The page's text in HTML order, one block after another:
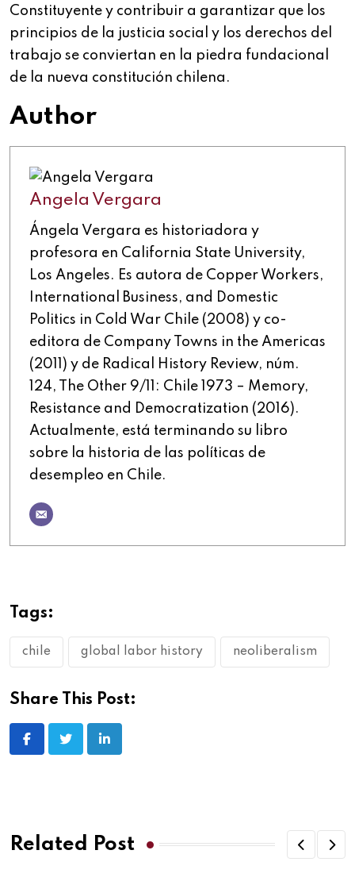
Constituyente y contribuir a garantizar que los
principios de la justicia social y los derechos del
trabajo se conviertan en la piedra fundacional
de la nueva constitución chilena.
Author
Angela Vergara
Ángela Vergara es historiadora y
profesora en California State University,
Los Angeles. Es autora de Copper Workers,
International Business, and Domestic
Politics in Cold War Chile (2008) y co-
editora de Company Towns in the Americas
(2011) y de Radical History Review, núm.
124, The Other 9/11: Chile 1973 – Memory,
Resistance and Democratization (2016).
Actualmente, está terminando su libro
sobre la historia de las políticas de
desempleo en Chile.
Tags:
chile global labor history neoliberalism
Share This Post:
Related Post